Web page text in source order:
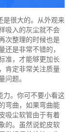
很大的。从外观来
吸入的灰尘就不会
次整理的时候也是
还是非常不错的，
准，才能够更加长
肯定非常关注质量
问题。
。你可不要小看这
弯曲，如果弯曲能
吸尘软管由于有着
的。虽然说蛇皮软